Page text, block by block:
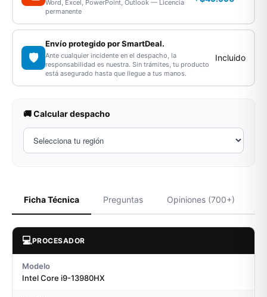
Word, Excel, PowerPoint, Outlook — Licencia
permanente
🛡️
Envío protegido por SmartDeal.
Ante cualquier incidente en el despacho, la
responsabilidad es nuestra. Sin trámites, tu producto
está asegurado hasta que llegue a tus manos.
Incluido
🚚 Calcular despacho
Ficha Técnica Preguntas Opiniones (700+)
💻PROCESADOR
Modelo
Intel Core i9-13980HX